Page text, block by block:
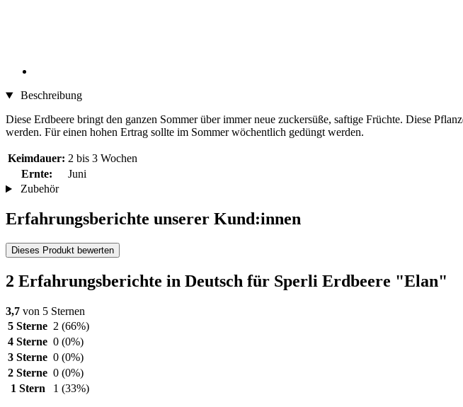
Beschreibung
Diese Erdbeere bringt den ganzen Sommer über immer neue zuckersüße, saftige Früchte. Diese
werden. Für einen hohen Ertrag sollte im Sommer wöchentlich gedüngt werden.
Keimdauer: 2 bis 3 Wochen
Ernte:
Juni
Zubehör
Erfahrungsberichte unserer Kund:innen
Dieses Produkt bewerten
2 Erfahrungsberichte in Deutsch für Sperli Erdbeere "Elan"
3,7 von 5 Sternen
5 Sterne 2 (66%)
4 Sterne 0 (0%)
3 Sterne 0 (0%)
2 Sterne 0 (0%)
1 Stern
1 (33%)